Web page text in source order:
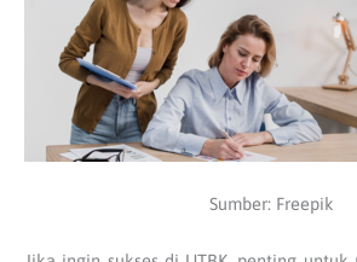
Sumber: Freepik